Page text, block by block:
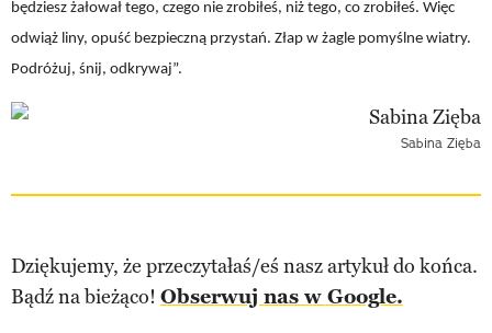
będziesz żałował tego, czego nie zrobiłeś, niż tego, co zrobiłeś. Więc
odwiąż liny, opuść bezpieczną przystań. Złap w żagle pomyślne wiatry.
Podróżuj, śnij, odkrywaj”.
Sabina Zięba
Dziękujemy, że przeczytałaś/eś nasz artykuł do końca.
Bądź na bieżąco! Obserwuj nas w Google.